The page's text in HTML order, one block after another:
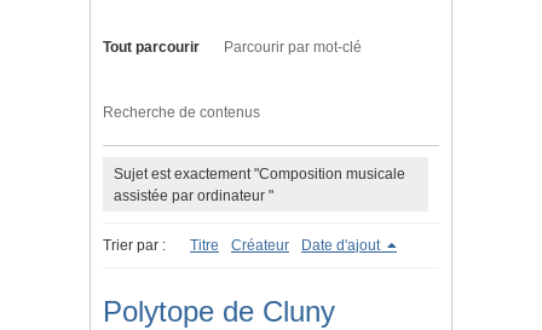
Tout parcourir Parcourir par mot-clé
Recherche de contenus
Sujet est exactement "Composition musicale
assistée par ordinateur "
Trier par : Titre Créateur Date d'ajout
Polytope de Cluny